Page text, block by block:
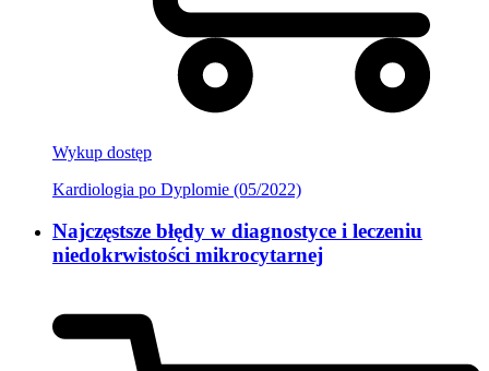
Wykup dostęp
Kardiologia po Dyplomie (05/2022)
Najczęstsze błędy w diagnostyce i leczeniu
niedokrwistości mikrocytarnej